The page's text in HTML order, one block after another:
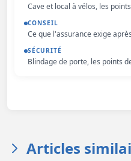
Cave et local à vélos, les
CONSEIL
Ce que l'assurance exige
SÉCURITÉ
Blindage de porte, les points
Articles